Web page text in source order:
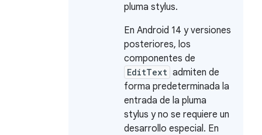
pluma stylus.
En Android 14 y versiones
posteriores, los
componentes de
EditText admiten de
forma predeterminada la
entrada de la pluma
stylus y no se requiere un
desarrollo especial. En